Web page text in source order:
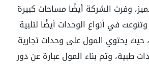
وفرت الشركة أيضًا مساحات كبيرة
وتنوعت في أنواع الوحدات أيضًا لتلبية
حيث يحتوي المول على وحدات تجارية
طبية، وتم بناء المول عبارة عن دور